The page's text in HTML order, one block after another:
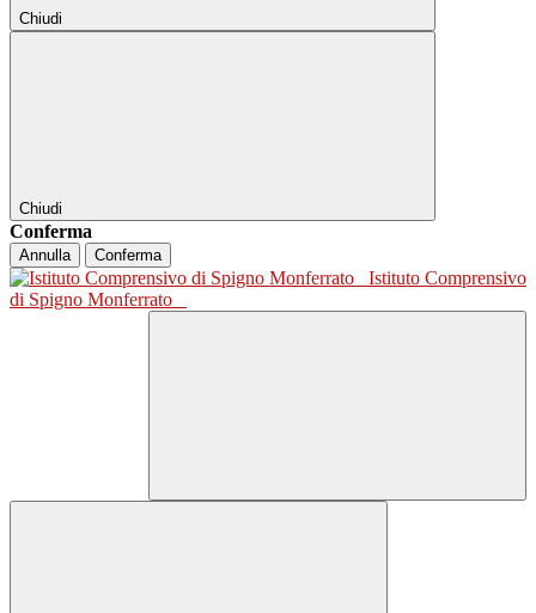
Chiudi
Chiudi
Conferma
Annulla Conferma
Istituto Comprensivo
di Spigno Monferrato